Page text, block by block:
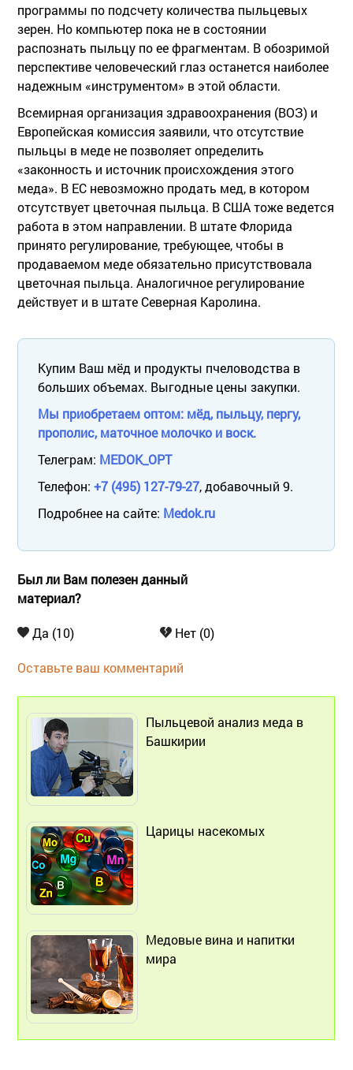
программы по подсчету количества пыльцевых
зерен. Но компьютер пока не в состоянии
распознать пыльцу по ее фрагментам. В обозримой
перспективе человеческий глаз останется наиболее
надежным «инструментом» в этой области.
Всемирная организация здравоохранения (ВОЗ) и
Европейская комиссия заявили, что отсутствие
пыльцы в меде не позволяет определить
«законность и источник происхождения этого
меда». В ЕС невозможно продать мед, в котором
отсутствует цветочная пыльца. В США тоже ведется
работа в этом направлении. В штате Флорида
принято регулирование, требующее, чтобы в
продаваемом меде обязательно присутствовала
цветочная пыльца. Аналогичное регулирование
действует и в штате Северная Каролина.
Купим Ваш мёд и продукты пчеловодства в
больших объемах. Выгодные цены закупки.
Мы приобретаем оптом: мёд, пыльцу, пергу,
прополис, маточное молочко и воск.
Телеграм: MEDOK_OPT
Телефон: +7 (495) 127-79-27, добавочный 9.
Подробнее на сайте: Medok.ru
Был ли Вам полезен данный
материал?
Да (10) Нет (0)
Оставьте ваш комментарий
Пыльцевой анализ меда в
Башкирии
Царицы насекомых
Медовые вина и напитки
мира